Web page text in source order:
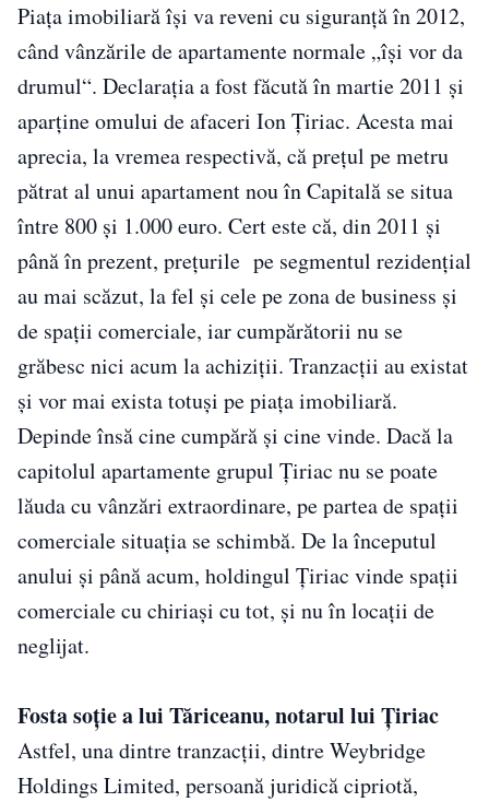
Piaţa imobiliară îşi va reveni cu siguranţă în 2012,
când vânzările de apartamente normale „îşi vor da
drumul“. Declaraţia a fost făcută în martie 2011 și
aparţine omului de afaceri Ion Ţiriac. Acesta mai
aprecia, la vremea respectivă, că preţul pe metru
pătrat al unui apartament nou în Capitală se situa
între 800 şi 1.000 euro. Cert este că, din 2011 și
până în prezent, prețurile pe segmentul rezidențial
au mai scăzut, la fel și cele pe zona de business și
de spații comerciale, iar cumpărătorii nu se
grăbesc nici acum la achiziții. Tranzacții au existat
și vor mai exista totuși pe piața imobiliară.
Depinde însă cine cumpără și cine vinde. Dacă la
capitolul apartamente grupul Țiriac nu se poate
lăuda cu vânzări extraordinare, pe partea de spații
comerciale situația se schimbă. De la începutul
anului și până acum, holdingul Țiriac vinde spații
comerciale cu chiriași cu tot, și nu în locații de
neglijat.
Fosta soție a lui Tăriceanu, notarul lui Țiriac
Astfel, una dintre tranzacții, dintre Weybridge
Holdings Limited, persoană juridică cipriotă,